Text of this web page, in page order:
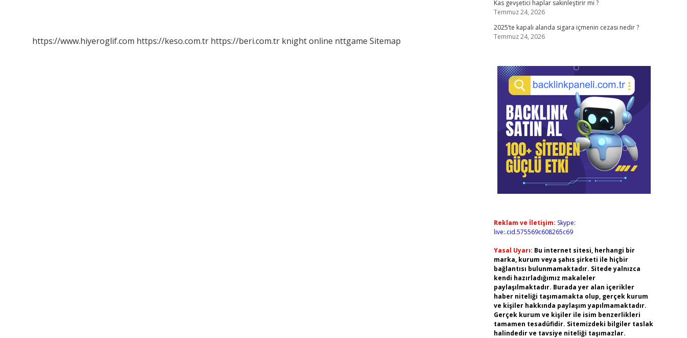
https://www.hiyeroglif.com https://keso.com.tr https://beri.com.tr knight online nttgame Sitemap
Kas gevşetici haplar sakinleştirir mi ?
Temmuz 24, 2026
2025’te kapalı alanda sigara içmenin cezası nedir ?
Temmuz 24, 2026
Reklam ve İletişim: Skype:
live:.cid.575569c608265c69
Yasal Uyarı: Bu internet sitesi, herhangi bir
marka, kurum veya şahıs şirketi ile hiçbir
bağlantısı bulunmamaktadır. Sitede yalnızca
kendi hazırladığımız makaleler
paylaşılmaktadır. Burada yer alan içerikler
haber niteliği taşımamakta olup, gerçek kurum
ve kişiler hakkında paylaşım yapılmamaktadır.
Gerçek kurum ve kişiler ile isim benzerlikleri
tamamen tesadüfidir. Sitemizdeki bilgiler taslak
halindedir ve tavsiye niteliği taşımazlar.